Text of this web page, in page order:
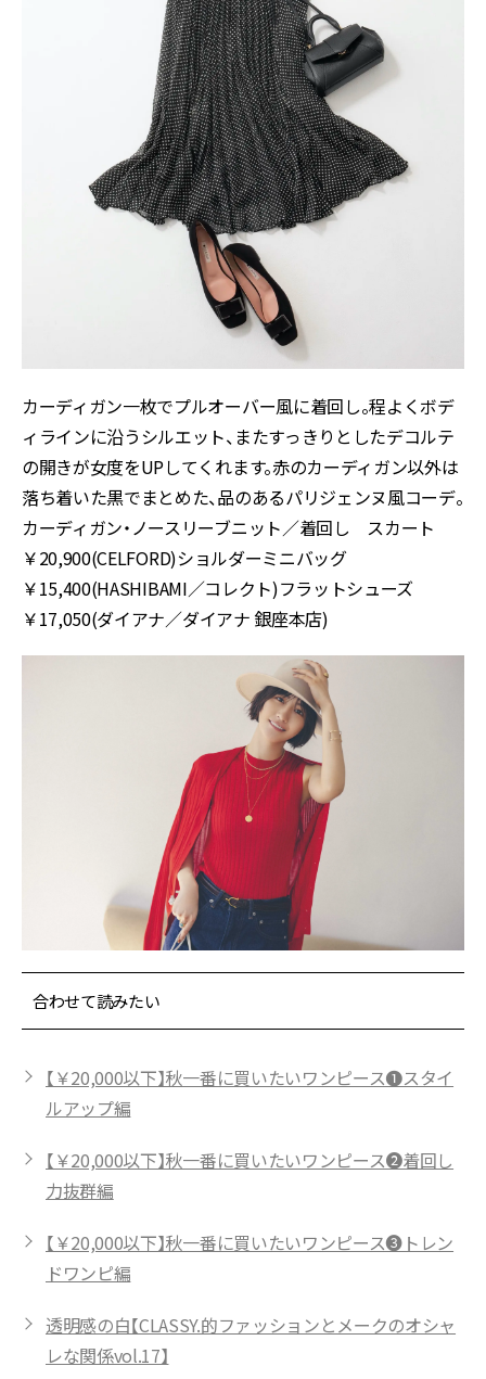
カーディガン一枚でプルオーバー風に着回し。程よくボデ
ィラインに沿うシルエット、またすっきりとしたデコルテ
の開きが女度をUPしてくれます。赤のカーディガン以外は
落ち着いた黒でまとめた、品のあるパリジェンヌ風コーデ。
カーディガン・ノースリーブニット／着回し スカート
￥20,900(CELFORD)ショルダーミニバッグ
￥15,400(HASHIBAMI／コレクト)フラットシューズ
￥17,050(ダイアナ／ダイアナ 銀座本店)
合わせて読みたい
【￥20,000以下】秋一番に買いたいワンピース❶スタイ
ルアップ編
【￥20,000以下】秋一番に買いたいワンピース❷着回し
力抜群編
【￥20,000以下】秋一番に買いたいワンピース❸トレン
ドワンピ編
透明感の白【CLASSY.的ファッションとメークのオシャ
レな関係vol.17】